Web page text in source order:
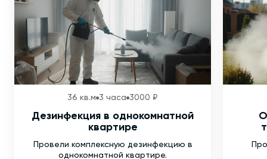
36 кв.м 3 часа 3000 ₽
Дезинфекция в однокомнатной
квартире
Провели комплексную дезинфекцию в
однокомнатной квартире.